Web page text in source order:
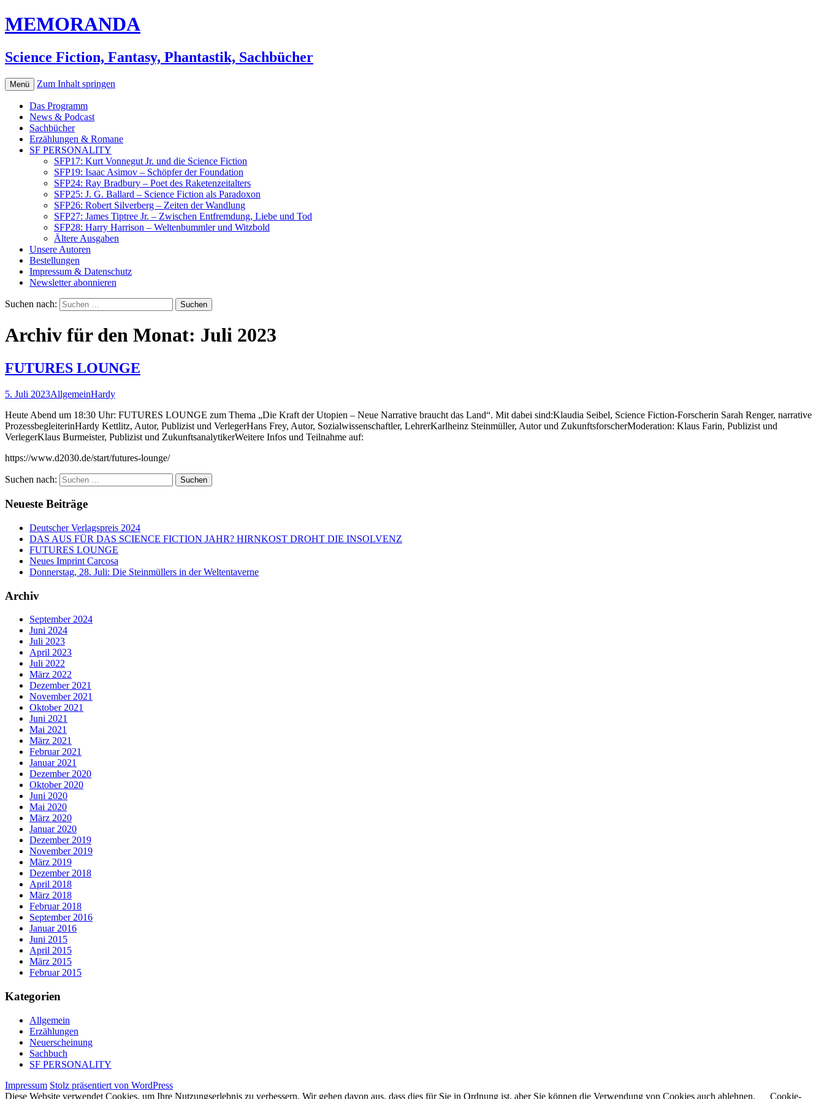
MEMORANDA
Science Fiction, Fantasy, Phantastik, Sachbücher
Menü Zum Inhalt springen
Das Programm
News & Podcast
Sachbücher
Erzählungen & Romane
SF PERSONALITY
SFP17: Kurt Vonnegut Jr. und die Science Fiction
SFP19: Isaac Asimov – Schöpfer der Foundation
SFP24: Ray Bradbury – Poet des Raketenzeitalters
SFP25: J. G. Ballard – Science Fiction als Paradoxon
SFP26: Robert Silverberg – Zeiten der Wandlung
SFP27: James Tiptree Jr. – Zwischen Entfremdung, Liebe und Tod
SFP28: Harry Harrison – Weltenbummler und Witzbold
Ältere Ausgaben
Unsere Autoren
Bestellungen
Impressum & Datenschutz
Newsletter abonnieren
Suchen nach:
Archiv für den Monat: Juli 2023
FUTURES LOUNGE
5. Juli 2023AllgemeinHardy
Heute Abend um 18:30 Uhr: FUTURES LOUNGE zum Thema „Die Kraft der Utopien – Neue Narrative braucht das Land“. Mit dabei sind:Klaudia Seibel, Science Fiction-Forscherin Sarah Renger, narrative
ProzessbegleiterinHardy Kettlitz, Autor, Publizist und VerlegerHans Frey, Autor, Sozialwissenschaftler, LehrerKarlheinz Steinmüller, Autor und ZukunftsforscherModeration: Klaus Farin, Publizist und
VerlegerKlaus Burmeister, Publizist und ZukunftsanalytikerWeitere Infos und Teilnahme auf:
https://www.d2030.de/start/futures-lounge/
Suchen nach:
Neueste Beiträge
Deutscher Verlagspreis 2024
DAS AUS FÜR DAS SCIENCE FICTION JAHR? HIRNKOST DROHT DIE INSOLVENZ
FUTURES LOUNGE
Neues Imprint Carcosa
Donnerstag, 28. Juli: Die Steinmüllers in der Weltentaverne
Archiv
September 2024
Juni 2024
Juli 2023
April 2023
Juli 2022
März 2022
Dezember 2021
November 2021
Oktober 2021
Juni 2021
Mai 2021
März 2021
Februar 2021
Januar 2021
Dezember 2020
Oktober 2020
Juni 2020
Mai 2020
März 2020
Januar 2020
Dezember 2019
November 2019
März 2019
Dezember 2018
April 2018
März 2018
Februar 2018
September 2016
Januar 2016
Juni 2015
April 2015
März 2015
Februar 2015
Kategorien
Allgemein
Erzählungen
Neuerscheinung
Sachbuch
SF PERSONALITY
Impressum Stolz präsentiert von WordPress
Diese Website verwendet Cookies, um Ihre Nutzungserlebnis zu verbessern. Wir gehen davon aus, dass dies für Sie in Ordnung ist, aber Sie können die Verwendung von Cookies auch ablehnen.
Cookie-